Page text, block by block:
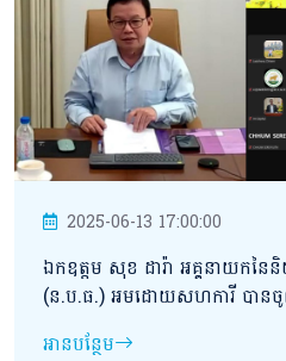
2025-06-13 17:00:00
ឯកឧត្តម សុខ ដារ៉ា អគ្គនាយកនៃ
(ន.ប.ធ.) អមដោយសហការី បានចូល
និយ័តករនៃអាជ្ញាធរសេវាហិរញ្ញវ
ដើម្បីពិនិត្យពិភាក្សាលើខ្លឹមសារនៃសេ
អានបន្ថែម